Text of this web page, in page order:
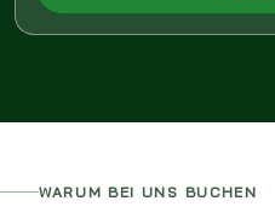
WARUM BEI UNS BUCHEN